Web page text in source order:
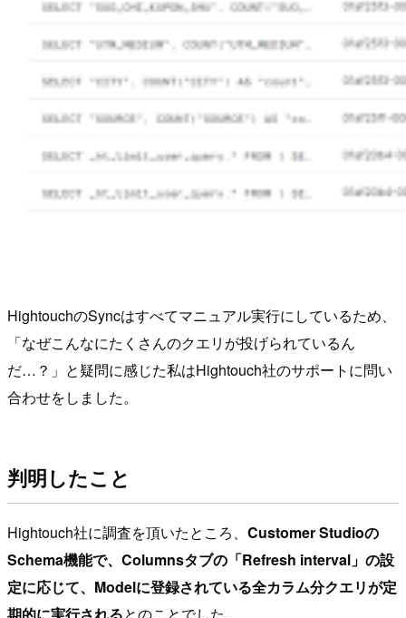
HightouchのSyncはすべてマニュアル実行にしているため、
「なぜこんなにたくさんのクエリが投げられているん
だ…？」と疑問に感じた私はHightouch社のサポートに問い
合わせをしました。
判明したこと
Hightouch社に調査を頂いたところ、 Customer Studioの
Schema機能で、Columnsタブの「Refresh interval」の設
定に応じて、Modelに登録されている全カラム分クエリが定